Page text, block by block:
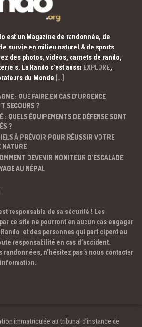
est un Magazine de randonnée, de
survie en milieu naturel & de sports
des photos, vidéos, carnets de rando,
La Rando c’est aussi EXPLORE,
du Monde […]
: QUE FAIRE EN CAS D’URGENCE
SECOURS ?
: QUELS ÉQUIPEMENTS DE DÉFENSE SONT
?
À PRÉVOIR POUR RÉUSSIR VOTRE
NATURE
DEVENIR MONITEUR D’ESCALADE
AU NÉPAL
responsable de sa sécurité ! Les
ce site ne pourront en aucun cas engager
et des personnes qui participent au
responsabilité en cas d’accident.
randonnées, n’hésitez pas à nous contacter
immatriculée au tribunal d’instance de